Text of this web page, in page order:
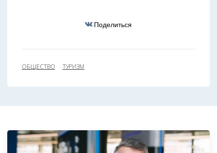
Поделиться
ОБЩЕСТВО ТУРИЗМ